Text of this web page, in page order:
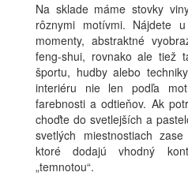
Na sklade máme stovky
rôznymi motívmi. Nájdete
momenty, abstraktné
feng-shui, rovnako ale tiež
športu, hudby alebo
interiéru nie len podľa
farebnosti a odtieňov. Ak
choďte do svetlejších a
svetlých miestnostiach
ktoré dodajú vhodný
„temnotou“.